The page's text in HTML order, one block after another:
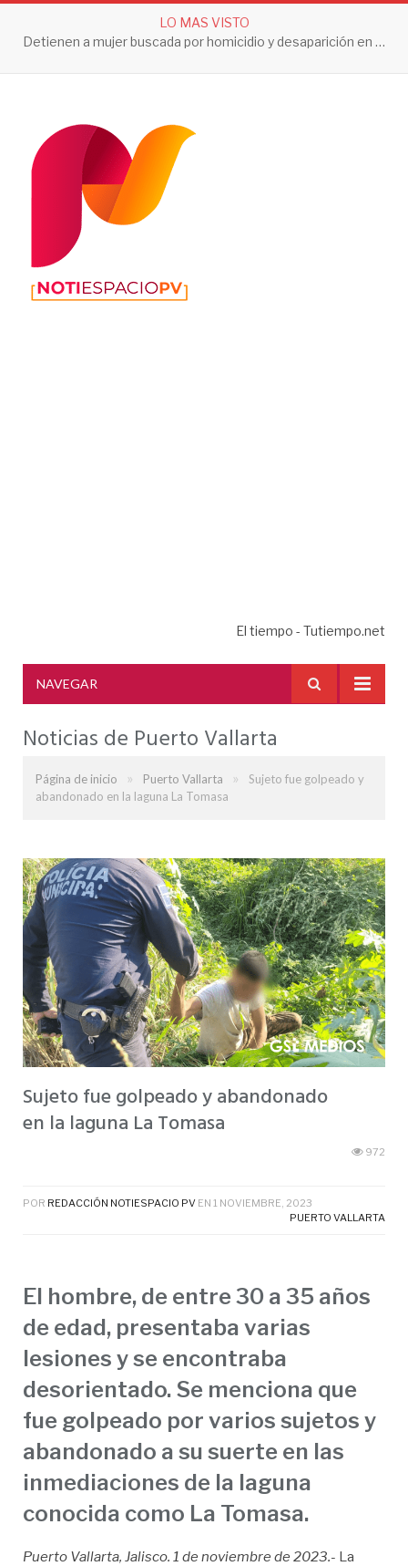
LO MAS VISTO
Detienen a mujer buscada por homicidio y desaparición en Tlaquepaque
El tiempo - Tutiempo.net
NAVEGAR
Noticias de Puerto Vallarta
Página de inicio » Puerto Vallarta »
Sujeto fue golpeado y
abandonado en la laguna La Tomasa
Sujeto fue golpeado y abandonado
en la laguna La Tomasa
972
POR REDACCIÓN NOTIESPACIO PV EN 1 NOVIEMBRE, 2023
PUERTO VALLARTA
El hombre, de entre 30 a 35 años
de edad, presentaba varias
lesiones y se encontraba
desorientado. Se menciona que
fue golpeado por varios sujetos y
abandonado a su suerte en las
inmediaciones de la laguna
conocida como La Tomasa.
Puerto Vallarta, Jalisco. 1 de noviembre de 2023.- La